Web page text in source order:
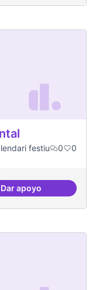
festiu 0 0
Dar apoyoDia Mundial de la